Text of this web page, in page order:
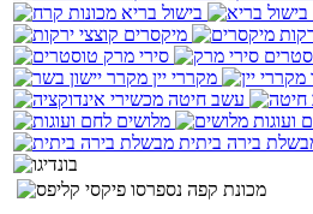
בישול בריא
מיקסרים
סירי מרק
מקררי יין
עשב חיטה
ועוגות
מלושים
בירה ביתית